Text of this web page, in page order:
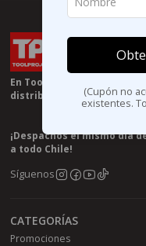
En Toolpro.cl somos
distribuidores autorizados
¡Despachos el mismo día
a todo Chile!
Síguenos
CATEGORÍAS
Promociones
(Cupón no
existentes.